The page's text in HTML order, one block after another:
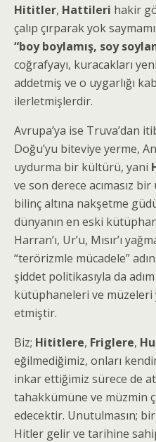
Hititler, Hattileri hakir
çalıp çırparak yok
“boy boylamış, soy
coğrafyayı, kuracakları
addetmiş ve o uygarlığı
ilerletmişlerdir.
Avrupa’ya ise Truva’dan
Doğu’yu biteviye yerme,
uydurma bir kültürü, yani
ve son derece acımasız
bilinç altına nakşetme
dünyanın en eski
Harran’ı, Ur’u, Mısır’ı
“terörizmle mücadele”
şiddet politikasıyla da
kütüphaneleri ve müzeleri
etmiştir.
Biz; Hititlere, Friglere,
eğilmediğimiz, onları
inkar ettiğimiz sürece de
tahakkümüne ve müzmin
edecektir. Unutulmasın;
Hitler gelir ve tarihine